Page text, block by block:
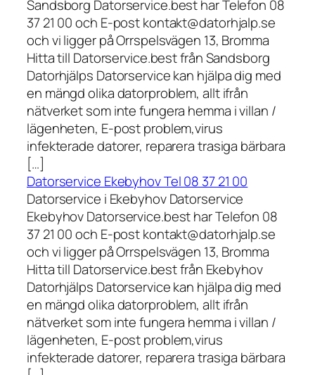
Sandsborg Datorservice.best har Telefon 08
37 21 00 och E-post kontakt@datorhjalp.se
och vi ligger på Orrspelsvägen 13, Bromma
Hitta till Datorservice.best från Sandsborg
Datorhjälps Datorservice kan hjälpa dig med
en mängd olika datorproblem, allt ifrån
nätverket som inte fungera hemma i villan /
lägenheten, E-post problem,virus
infekterade datorer, reparera trasiga bärbara
[…]
Datorservice Ekebyhov Tel 08 37 21 00
Datorservice i Ekebyhov Datorservice
Ekebyhov Datorservice.best har Telefon 08
37 21 00 och E-post kontakt@datorhjalp.se
och vi ligger på Orrspelsvägen 13, Bromma
Hitta till Datorservice.best från Ekebyhov
Datorhjälps Datorservice kan hjälpa dig med
en mängd olika datorproblem, allt ifrån
nätverket som inte fungera hemma i villan /
lägenheten, E-post problem,virus
infekterade datorer, reparera trasiga bärbara